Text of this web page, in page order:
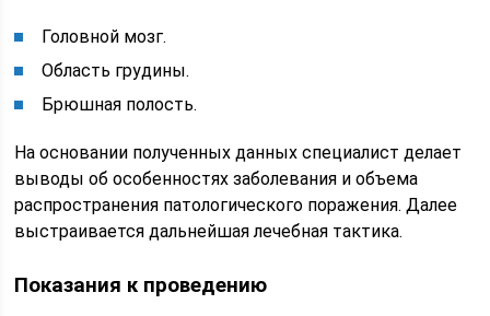
Головной мозг.
Область грудины.
Брюшная полость.
На основании полученных данных специалист делает
выводы об особенностях заболевания и объема
распространения патологического поражения. Далее
выстраивается дальнейшая лечебная тактика.
Показания к проведению